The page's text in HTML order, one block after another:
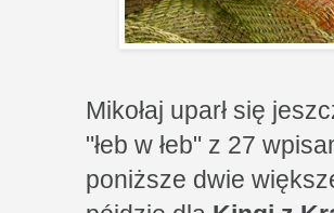
Mikołaj uparł się
"łeb w łeb" z 27
poniższe dwie